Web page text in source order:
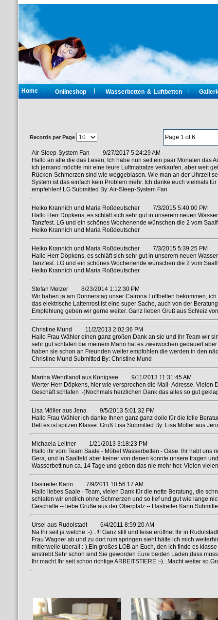
Home Onlineshop Wasserbetten & Luftbetten
Records per Page Page 1 of 6
Air-Sleep-System Fan
9/27/2017 5:24:29 AM
Hallo an alle die das Lesen, Ich habe nun seit ein paar Monaten das
ich jemand möchte mir eine teure Luftmatratze verkaufen, aber weit
Rücken-Schmerzen sind wie weggeblasen. Wie man an der Uhrzeit
System ist das einfach kein Problem mehr. Ich danke euch vielmals
empfehlen! LG Submitted By: Air-Sleep-System Fan
Heiko Krannich und Maria Roßdeutscher
7/3/2015 5:40:00 PM
Hallo Herr Döpkens, es schläft sich sehr gut in unserem neuen
Tanzfest. LG und ein schönes Wochenende wünschen die 2 vom
Heiko Krannich und Maria Roßdeutscher
Heiko Krannich und Maria Roßdeutscher
7/3/2015 5:39:25 PM
Hallo Herr Döpkens, es schläft sich sehr gut in unserem neuen
Tanzfest. LG und ein schönes Wochenende wünschen die 2 vom
Heiko Krannich und Maria Roßdeutscher
Stefan Melzer
8/23/2014 1:12:30 PM
Wir haben ja am Donnerstag unser Cairona Luftbetten bekommen,
das elektrische Lattenrost ist eine super Sache, auch von der
Empfehlung geben wir gerne weiter. Ganz lieben Gruß aus Schleiz
Christine Mund
11/2/2013 2:02:36 PM
Hallo Frau Wähler einen ganz großen Dank an sie und ihr Team wir
sehr gut schlafen bei meinem Mann hat es zweiwochen gedauert
haben sie schon an Freunden weiter empfohlen die werden in den
Christine Mund Submitted By: Christine Mund
Marina Wendlandt aus Königsee
9/11/2013 11:31:45 AM
Werter Herr Döpkens, hier wie versprochen die Mail- Adresse.
Geschäft schlafen :-)Nochmals herzlichen Dank das alles so gut
Lisa Möller aus Jena
9/5/2013 5:01:32 PM
Hallo Frau Wähler ich danke Ihnen ganz ganz dolle für die tolle
Bett es ist spitzen Klasse. Gruß Lisa Submitted By: Lisa Möller aus
Michaela Leitner
1/21/2013 3:18:23 PM
Hallo ihr vom Team Saale - Möbel Wasserbetten - Oase. Ihr habt
Gera, und in Saalfeld aber keiner von denen konnte unsere fragen
Wasserbett nun ca. 14 Tage und geben das nie mehr her. Vielen
Hastreiter Karin
7/9/2011 10:56:17 AM
Hallo liebes Saale - Team, vielen Dank für die nette Beratung, die
schlafen wir endlich ohne Schmerzen und so tief und gut wie lange
Geschäfte -- liebe Grüße aus der Oberpfalz -- Hastreiter Karin
Ursel aus Rudolstadt
6/4/2011 8:59:20 AM
Na Ihr seit ja welche :-)...!!! Ganz still und leise eröffnet Ihr in
Frau Wagner ab und zu dort rum springen sieht hätte ich mich
mitlerweile überall :-).Ein großes LOB an Euch, den ich finde es
anstrebt.Sehr schön sind Sie geworden Eure beiden Läden,dass
Ihr macht.Ihr seit schon richtige ARBEITSTIERE :-)...Macht weiter